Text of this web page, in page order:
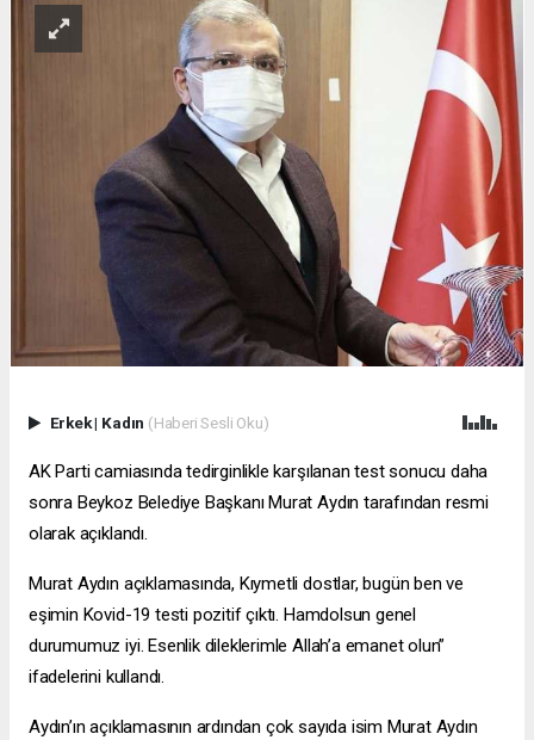
Erkek| Kadın (Haberi Sesli Oku)
AK Parti camiasında tedirginlikle karşılanan test sonucu daha
sonra Beykoz Belediye Başkanı Murat Aydın tarafından resmi
olarak açıklandı.
Murat Aydın açıklamasında, Kıymetli dostlar, bugün ben ve
eşimin Kovid-19 testi pozitif çıktı. Hamdolsun genel
durumumuz iyi. Esenlik dileklerimle Allah’a emanet olun”
ifadelerini kullandı.
Aydın’ın açıklamasının ardından çok sayıda isim Murat Aydın